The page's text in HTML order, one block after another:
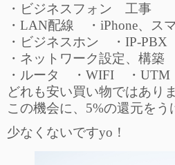
・ビジネスフォン 工事
・LAN配線 ・iPhone、ス
・ビジネスホン ・IP-
・ネットワーク設定、構築
・ルータ ・WIFI ・UTM
どれも安い買い物ではあり
この機会に、5%の還元をう
少なくないですyo！